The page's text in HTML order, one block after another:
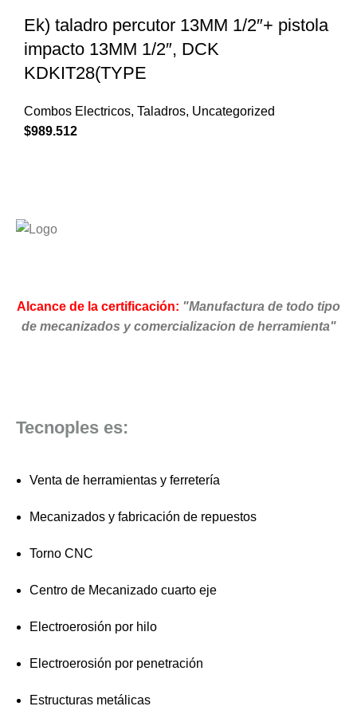
Ek) taladro percutor 13MM 1/2″+ pistola
impacto 13MM 1/2″, DCK
KDKIT28(TYPE
Combos Electricos, Taladros, Uncategorized
$989.512
Alcance de la certificación: "Manufactura de todo tipo
de mecanizados y comercializacion de herramienta"
Tecnoples es:
Venta de herramientas y ferretería
Mecanizados y fabricación de repuestos
Torno CNC
Centro de Mecanizado cuarto eje
Electroerosión por hilo
Electroerosión por penetración
Estructuras metálicas